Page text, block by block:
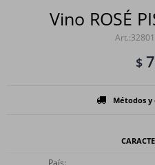
Vino ROSÉ
$
Métodos y
País